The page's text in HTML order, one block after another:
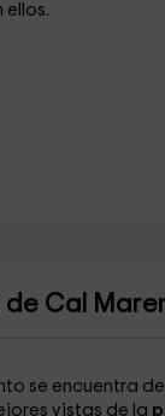
ellos.
Cal
se encuentra
vistas de la